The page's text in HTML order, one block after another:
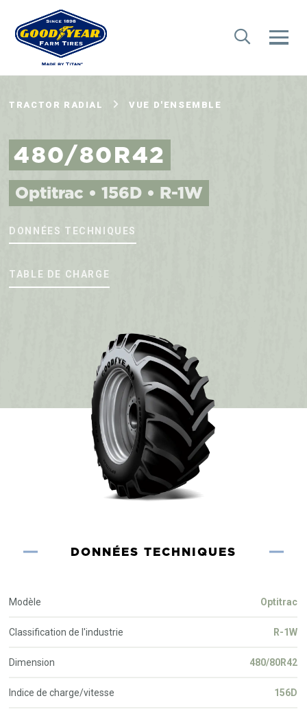
TRACTOR RADIAL VUE D'ENSEMBLE
480/80R42
Optitrac • 156D • R-1W
DONNÉES TECHNIQUES
TABLE DE CHARGE
DONNÉES TECHNIQUES
Modèle Optitrac
Classification de l'industrie R-1W
Dimension 480/80R42
Indice de charge/vitesse 156D